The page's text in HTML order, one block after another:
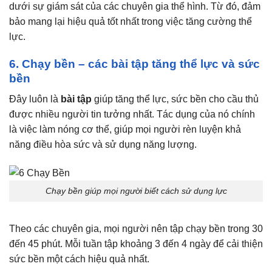
dưới sự giám sát của các chuyên gia thể hình. Từ đó, đảm
bảo mang lại hiệu quả tốt nhất trong việc tăng cường thể
lực.
6. Chạy bền – các bài tập tăng thể lực và sức
bền
Đây luôn là bài tập giúp tăng thể lực, sức bền cho cầu thủ
được nhiều người tin tưởng nhất. Tác dụng của nó chính
là việc làm nóng cơ thể, giúp mọi người rèn luyện khả
năng điều hòa sức và sử dụng năng lượng.
Chạy bền giúp mọi người biết cách sử dụng lực
Theo các chuyên gia, mọi người nên tập chạy bền trong 30
đến 45 phút. Mỗi tuần tập khoảng 3 đến 4 ngày để cải thiện
sức bền một cách hiệu quả nhất.